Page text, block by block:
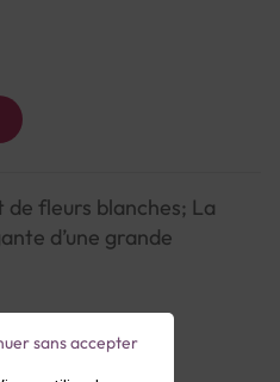
fleurs blanches; La
d’une grande
en apéritif, sur des
des coquilles Saint
sans accepter